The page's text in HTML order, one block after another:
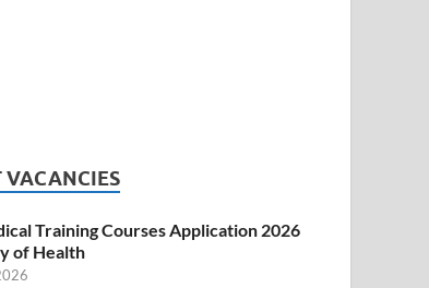
VACANCIES
Training Courses Application 2026
of Health